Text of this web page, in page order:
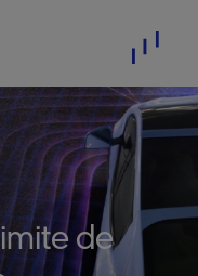
de